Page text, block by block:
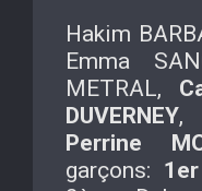
Hakim
Emma
METRAL,
DUVERNEY,
Perrine
garçons: